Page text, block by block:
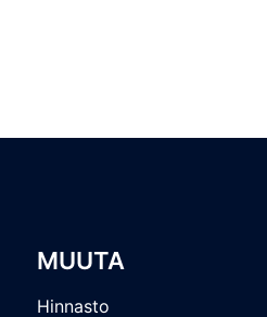
MUUTA
Hinnasto